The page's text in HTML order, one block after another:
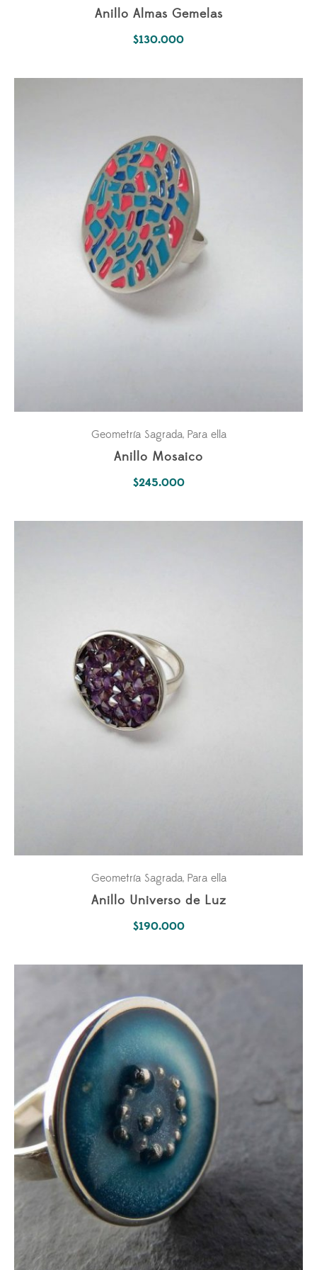
Anillo Almas Gemelas
$130.000
Geometría Sagrada, Para ella
Anillo Mosaico
$245.000
Geometría Sagrada, Para ella
Anillo Universo de Luz
$190.000